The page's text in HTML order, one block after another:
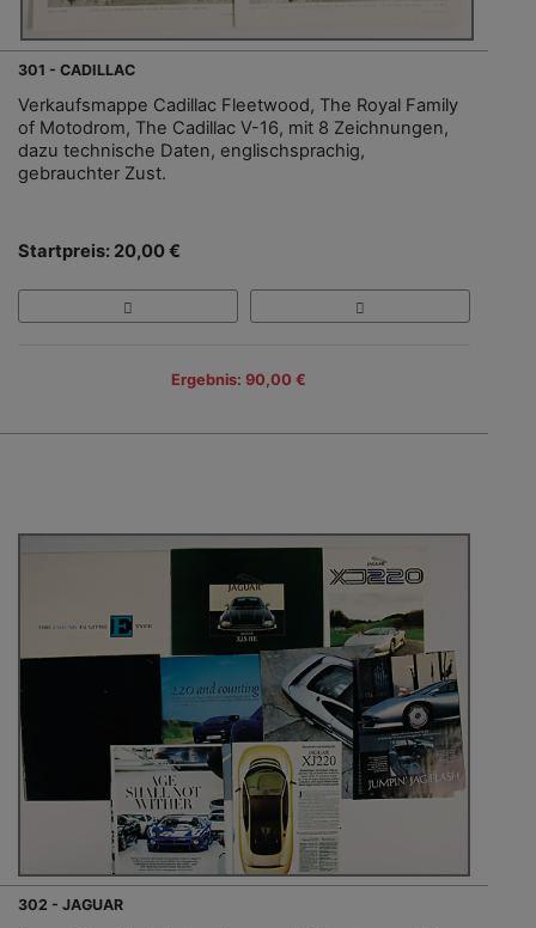
301 - CADILLAC
Verkaufsmappe Cadillac Fleetwood, The Royal Family
of Motodrom, The Cadillac V-16, mit 8 Zeichnungen,
dazu technische Daten, englischsprachig,
gebrauchter Zust.
Startpreis: 20,00 €
Ergebnis: 90,00 €
302 - JAGUAR